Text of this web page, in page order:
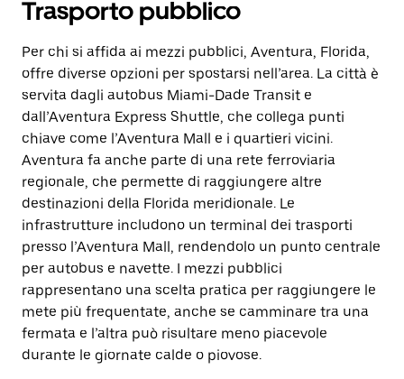
Trasporto pubblico
Per chi si affida ai mezzi pubblici, Aventura, Florida,
offre diverse opzioni per spostarsi nell’area. La città è
servita dagli autobus Miami-Dade Transit e
dall’Aventura Express Shuttle, che collega punti
chiave come l’Aventura Mall e i quartieri vicini.
Aventura fa anche parte di una rete ferroviaria
regionale, che permette di raggiungere altre
destinazioni della Florida meridionale. Le
infrastrutture includono un terminal dei trasporti
presso l’Aventura Mall, rendendolo un punto centrale
per autobus e navette. I mezzi pubblici
rappresentano una scelta pratica per raggiungere le
mete più frequentate, anche se camminare tra una
fermata e l’altra può risultare meno piacevole
durante le giornate calde o piovose.